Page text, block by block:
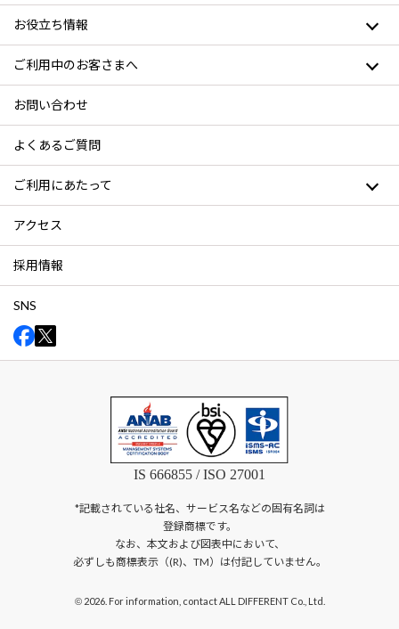
お役立ち情報
ご利用中のお客さまへ
お問い合わせ
よくあるご質問
ご利用にあたって
アクセス
採用情報
SNS
IS 666855 / ISO 27001
*記載されている社名、サービス名などの固有名詞は
登録商標です。
なお、本文および図表中において、
必ずしも商標表示（(R)、TM）は付記していません。
©2026. For information, contact ALL DIFFERENT Co., Ltd.